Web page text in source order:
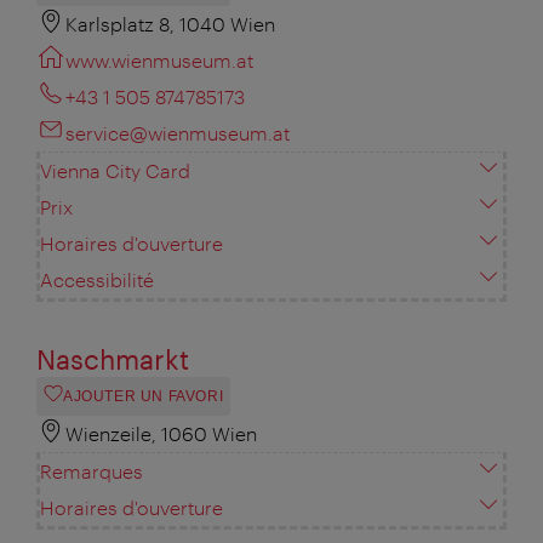
Karlsplatz 8, 1040 Wien
www.wienmuseum.at
+43 1 505 874785173
service@wienmuseum.at
Vienna City Card
Prix
Horaires d'ouverture
Accessibilité
Naschmarkt
AJOUTER UN FAVORI
Wienzeile, 1060 Wien
Remarques
Horaires d'ouverture